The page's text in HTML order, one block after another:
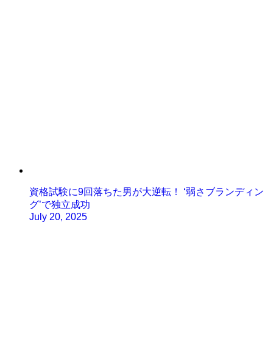
資格試験に9回落ちた男が大逆転！ ‘弱さブランディン
グ’で独立成功
July 20, 2025